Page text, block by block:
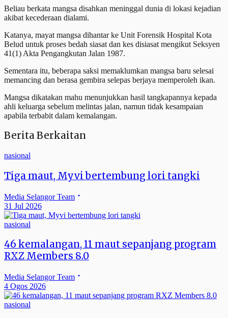
Beliau berkata mangsa disahkan meninggal dunia di lokasi kejadian
akibat kecederaan dialami.
Katanya, mayat mangsa dihantar ke Unit Forensik Hospital Kota
Belud untuk proses bedah siasat dan kes disiasat mengikut Seksyen
41(1) Akta Pengangkutan Jalan 1987.
Sementara itu, beberapa saksi memaklumkan mangsa baru selesai
memancing dan berasa gembira selepas berjaya memperoleh ikan.
Mangsa dikatakan mahu menunjukkan hasil tangkapannya kepada
ahli keluarga sebelum melintas jalan, namun tidak kesampaian
apabila terbabit dalam kemalangan.
Berita Berkaitan
nasional
Tiga maut, Myvi bertembung lori tangki
Media Selangor Team
31 Jul 2026
nasional
46 kemalangan, 11 maut sepanjang program
RXZ Members 8.0
Media Selangor Team
4 Ogos 2026
nasional